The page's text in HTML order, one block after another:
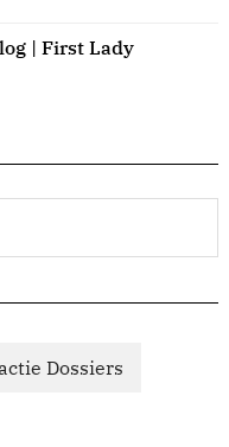
| First Lady
Dossiers